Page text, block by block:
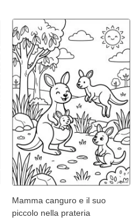
Mamma canguro e il suo
piccolo nella prateria